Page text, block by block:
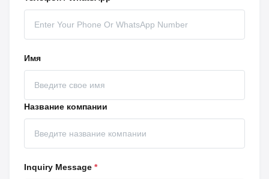
Имя
Название компании
Inquiry Message *